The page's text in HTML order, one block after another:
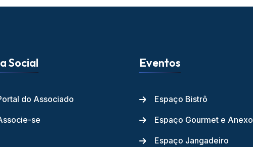
Social
do Associado
se
Eventos
Espaço Bistrô
Espaço Gourmet e Anexo
Espaço Jangadeiro